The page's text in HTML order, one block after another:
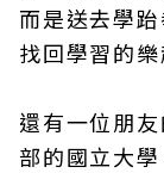
而是送去學
找回學習的樂
還有一位朋
部的國立大